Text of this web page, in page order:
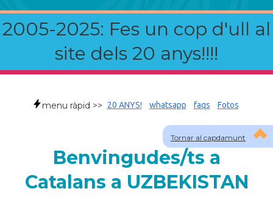
2005-2025: Fes un cop d'ull al
site dels 20 anys!!!!
Tornar al capdamunt
menu ràpid >> 20 ANYS! whatsapp faqs Fotos
Benvingudes/ts a
Catalans a UZBEKISTAN